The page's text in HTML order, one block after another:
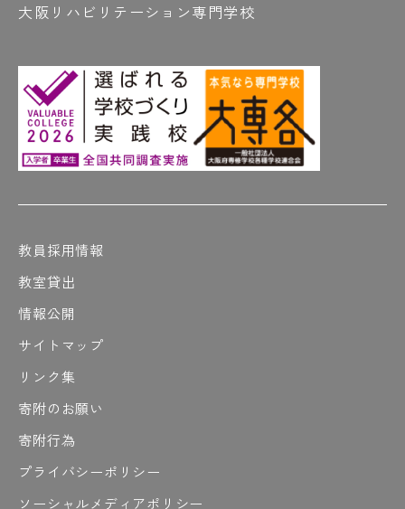
大阪リハビリテーション専門学校
教員採用情報
教室貸出
情報公開
サイトマップ
リンク集
寄附のお願い
寄附行為
プライバシーポリシー
ソーシャルメディアポリシー